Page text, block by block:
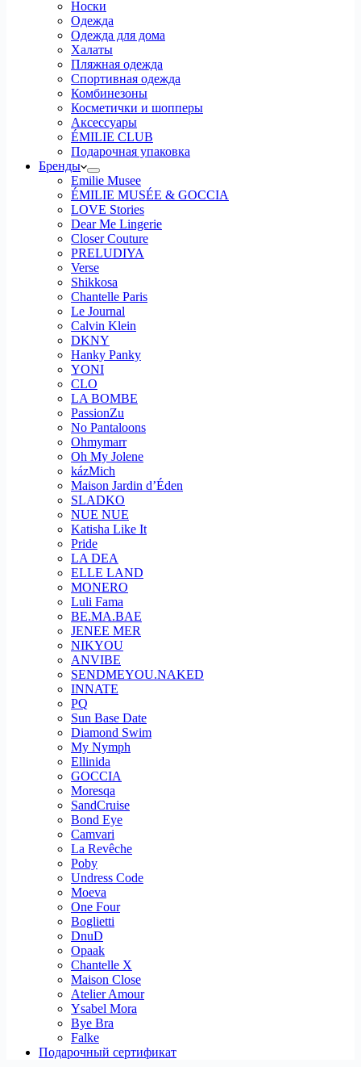
Носки
Одежда
Одежда для дома
Халаты
Пляжная одежда
Спортивная одежда
Комбинезоны
Косметички и шопперы
Аксессуары
ÉMILIE CLUB
Подарочная упаковка
Бренды
Emilie Musee
ÉMILIE MUSÉE & GOCCIA
LOVE Stories
Dear Me Lingerie
Closer Couture
PRELUDIYA
Verse
Shikkosa
Chantelle Paris
Le Journal
Calvin Klein
DKNY
Hanky Panky
YONI
CLO
LA BOMBE
PassionZu
No Pantaloons
Ohmymarr
Oh My Jolene
kázMich
Maison Jardin d’Éden
SLADKO
NUE NUE
Katisha Like It
Pride
LA DEA
ELLE LAND
MONERO
Luli Fama
BE.MA.BAE
JENEE MER
NIKYOU
ANVIBE
SENDMEYOU.NAKED
INNATE
PQ
Sun Base Date
Diamond Swim
My Nymph
Ellinida
GOCCIA
Moresqa
SandCruise
Bond Eye
Camvari
La Revêche
Poby
Undress Code
Moeva
One Four
Boglietti
DnuD
Opaak
Chantelle X
Maison Close
Atelier Amour
Ysabel Mora
Bye Bra
Falke
Подарочный сертификат